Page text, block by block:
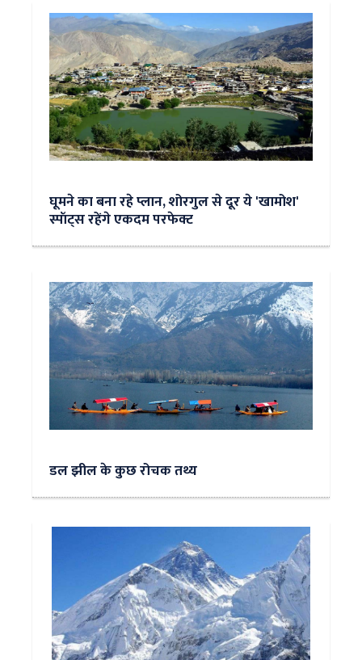
घूमने का बना रहे प्लान, शोरगुल से दूर ये 'खामोश'
स्पॉट्स रहेंगे एकदम परफेक्ट
डल झील के कुछ रोचक तथ्य